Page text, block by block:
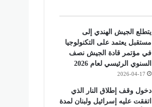
يتطلع الجيش الهندي إلى
مستقبل يعتمد على التكنولوجيا
في مؤتمر قادة الجيش نصف
السنوي الرئيسي لعام 2026
2026-04-17
دخول وقف إطلاق النار الذي
اتفقت عليه إسرائيل ولبنان لمدة